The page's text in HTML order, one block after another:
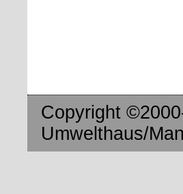
Copyright
Umwelthaus/